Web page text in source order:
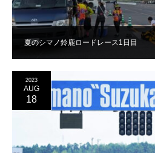
夏のシマノ鈴鹿ロードレース1日目
2023
AUG
18